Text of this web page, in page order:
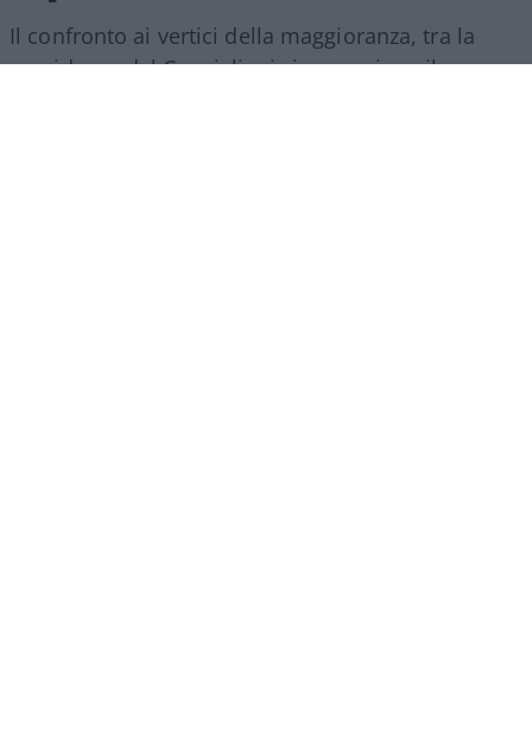
Il confronto ai vertici della maggioranza, tra la
presidenza del Consiglio, i vicepremier e il